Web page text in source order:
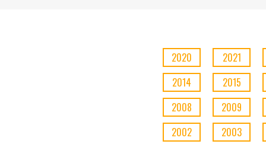
2021
2020
2015
2014
2009
2008
2003
2002